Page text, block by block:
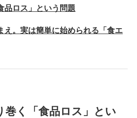
品ロス」という問題
え。実は簡単に始められる「食エ
巻く「食品ロス」とい